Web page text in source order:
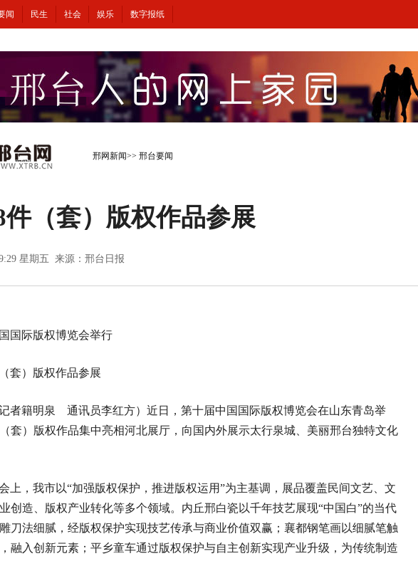
闻 民生 社会 娱乐 数字报纸
邢网新闻>> 邢台要闻
件（套）版权作品参展
星期五 来源：邢台日报
国际版权博览会举行
套）版权作品参展
者籍明泉 通讯员李红方）近日，第十届中国国际版权博览会在山东青岛举
套）版权作品集中亮相河北展厅，向国内外展示太行泉城、美丽邢台独特文化
上，我市以“加强版权保护，推进版权运用”为主基调，展品覆盖民间文艺、文
创造、版权产业转化等多个领域。内丘邢白瓷以千年技艺展现“中国白”的当代
刀法细腻，经版权保护实现技艺传承与商业价值双赢；襄都钢笔画以细腻笔触
融入创新元素；平乡童车通过版权保护与自主创新实现产业升级，为传统制造